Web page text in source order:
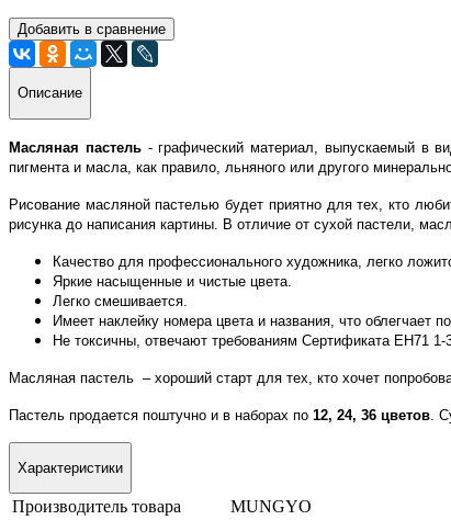
Добавить в сравнение
Описание
Масляная пастель - графический материал, выпускаемый в
пигмента и масла, как правило, льняного или другого
Рисование масляной пастелью будет приятно для тех, кто
рисунка до написания картины. В отличие от сухой пастели,
Качество для профессионального художника, легко
Яркие насыщенные и чистые цвета.
Легко смешивается.
Имеет наклейку номера цвета и названия, что облегчает
Не токсичны, отвечают требованиям Сертификата ЕН71
Масляная пастель – хороший старт для тех, кто хочет
Пастель продается поштучно и в наборах по 12, 24, 36 цветов .
Характеристики
Производитель товара
MUNGYO